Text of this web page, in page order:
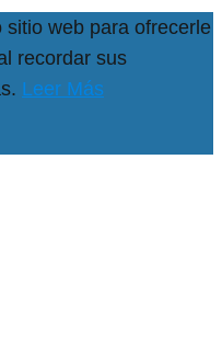
web para ofrecerle
recordar sus
Leer Más